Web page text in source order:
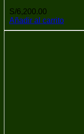
S/6,200.00
Añadir al carrito